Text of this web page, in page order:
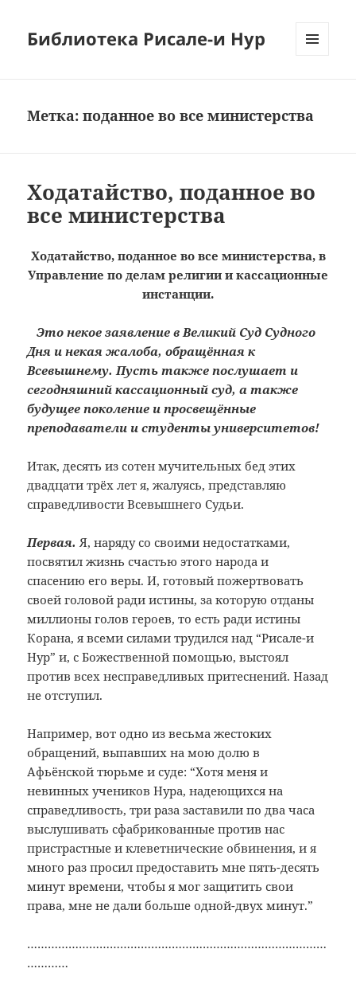
Библиотека Рисале-и Нур
Метка:поданное во все министерства
Ходатайство, поданное во
все министерства
Ходатайство, поданное во все министерства, в
Управление по делам религии и кассационные
инстанции.
Это некое заявление в Великий Суд Судного
Дня и некая жалоба, обращённая к
Всевышнему. Пусть также послушает и
сегодняшний кассационный суд, а также
будущее поколение и просвещённые
преподаватели и студенты университетов!
Итак, десять из сотен мучительных бед этих
двадцати трёх лет я, жалуясь, представляю
справедливости Всевышнего Судьи.
Первая. Я, наряду со своими недостатками,
посвятил жизнь счастью этого народа и
спасению его веры. И, готовый пожертвовать
своей головой ради истины, за которую отданы
миллионы голов героев, то есть ради истины
Корана, я всеми силами трудился над “Рисале-и
Нур” и, с Божественной помощью, выстоял
против всех несправедливых притеснений. Назад
не отступил.
Например, вот одно из весьма жестоких
обращений, выпавших на мою долю в
Афьёнской тюрьме и суде: “Хотя меня и
невинных учеников Нура, надеющихся на
справедливость, три раза заставили по два часа
выслушивать сфабрикованные против нас
пристрастные и клеветнические обвинения, и я
много раз просил предоставить мне пять-десять
минут времени, чтобы я мог защитить свои
права, мне не дали больше одной-двух минут.”
……………………………………………………………………………
…………